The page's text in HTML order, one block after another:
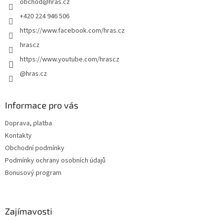
+420 224 946 506
https://www.facebook.com/hras.cz
hrascz
https://www.youtube.com/hrascz
@hras.cz
Informace pro vás
Doprava, platba
Kontakty
Obchodní podmínky
Podmínky ochrany osobních údajů
Bonusový program
Zajímavosti